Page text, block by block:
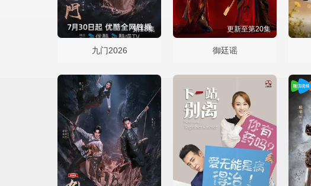
第18集
九门2026
更新至第20集
御廷谣